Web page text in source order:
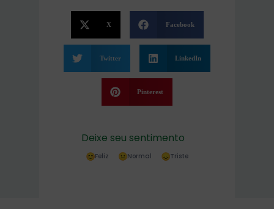
X Facebook
Twitter LinkedIn
Pinterest
Deixe seu sentimento
Feliz Normal Triste